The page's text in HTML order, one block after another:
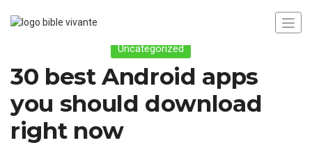
Uncategorized
30 best Android apps
you should download
right now